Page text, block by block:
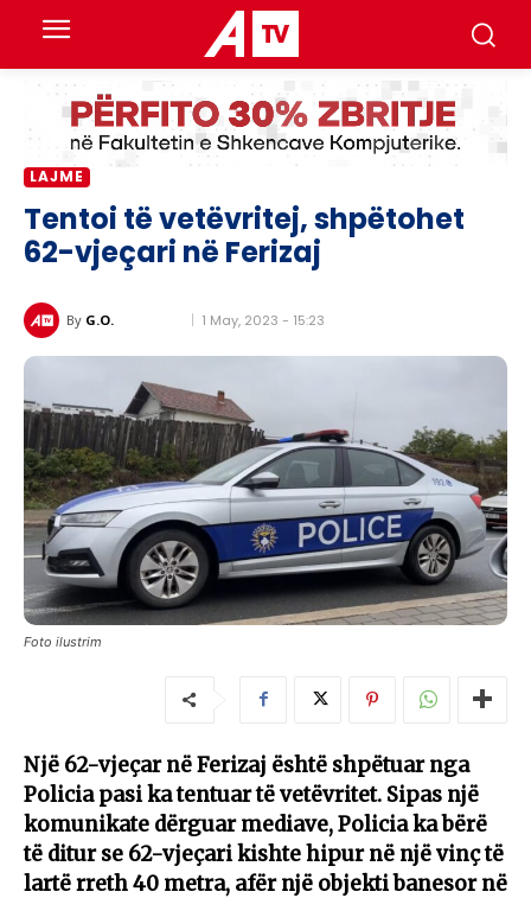
LAJME
Tentoi të vetëvritej, shpëtohet
62-vjeçari në Ferizaj
By G.O. 1 May, 2023 - 15:23
Foto ilustrim
Një 62-vjeçar në Ferizaj është shpëtuar nga
Policia pasi ka tentuar të vetëvritet. Sipas një
komunikate dërguar mediave, Policia ka bërë
të ditur se 62-vjeçari kishte hipur në një vinç të
lartë rreth 40 metra, afër një objekti banesor në